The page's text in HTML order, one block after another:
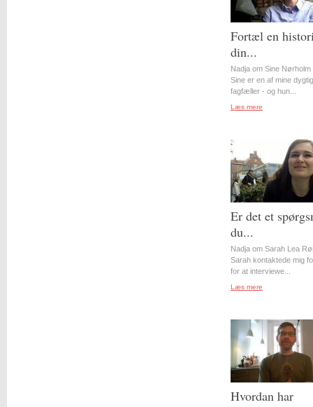
Fortæl en
din...
Nadja om Sine
Sine er en af mine
fagfæller - og hun...
Læs mere
Er det et
du...
Nadja om Sarah Lea
Sarah kontaktede mig
for at interviewe...
Læs mere
Hvordan har